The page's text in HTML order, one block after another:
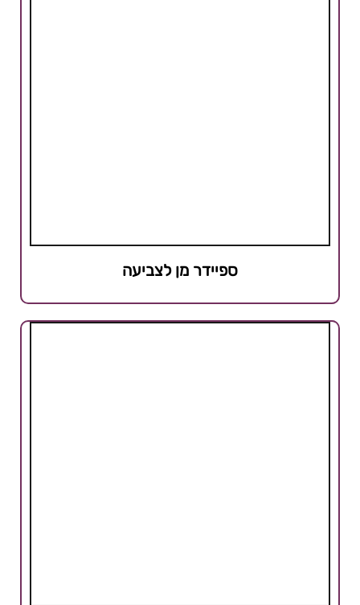
ספיידר מן לצביעה